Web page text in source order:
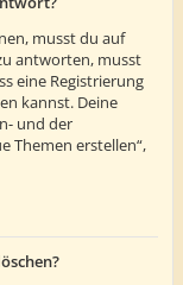
musst du auf
antworten, musst
eine Registrierung
kannst. Deine
und der
Themen erstellen“,